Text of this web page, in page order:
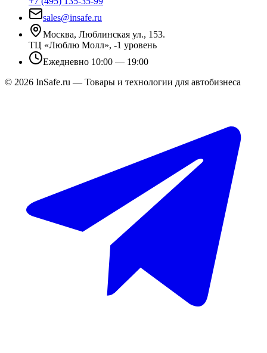
sales@insafe.ru
Москва, Люблинская ул., 153.
ТЦ «Люблю Молл», -1 уровень
Ежедневно 10:00 — 19:00
© 2026 InSafe.ru — Товары и технологии для автобизнеса